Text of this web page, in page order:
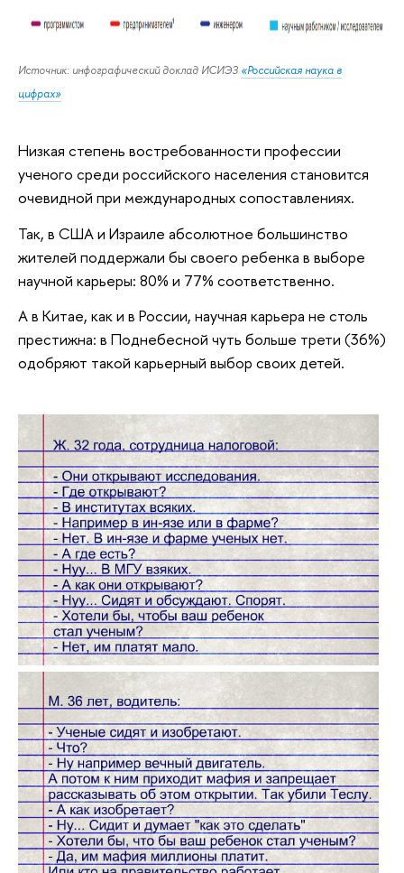
Источник: инфографический доклад ИСИЭЗ «Российская наука в
цифрах»
Низкая степень востребованности профессии
ученого среди российского населения становится
очевидной при международных сопоставлениях.
Так, в США и Израиле абсолютное большинство
жителей поддержали бы своего ребенка в выборе
научной карьеры: 80% и 77% соответственно.
А в Китае, как и в России, научная карьера не столь
престижна: в Поднебесной чуть больше трети (36%)
одобряют такой карьерный выбор своих детей.